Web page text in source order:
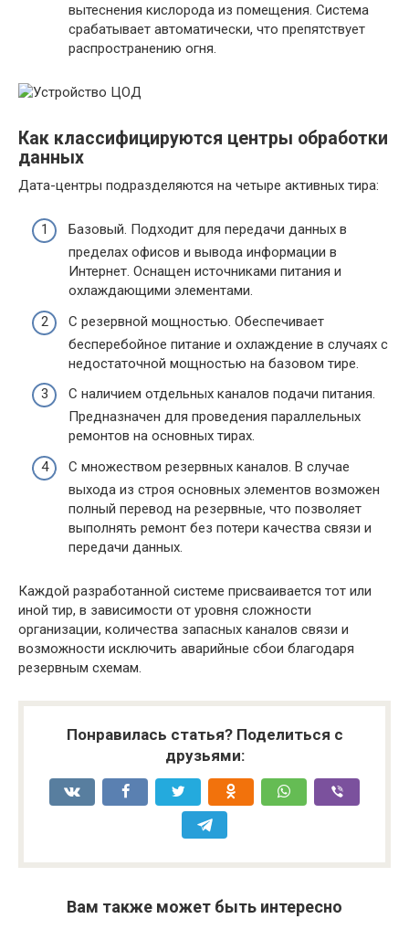
вытеснения кислорода из помещения. Система
срабатывает автоматически, что препятствует
распространению огня.
Как классифицируются центры обработки
данных
Дата-центры подразделяются на четыре активных тира:
Базовый. Подходит для передачи данных в
пределах офисов и вывода информации в
Интернет. Оснащен источниками питания и
охлаждающими элементами.
С резервной мощностью. Обеспечивает
бесперебойное питание и охлаждение в случаях с
недостаточной мощностью на базовом тире.
С наличием отдельных каналов подачи питания.
Предназначен для проведения параллельных
ремонтов на основных тирах.
С множеством резервных каналов. В случае
выхода из строя основных элементов возможен
полный перевод на резервные, что позволяет
выполнять ремонт без потери качества связи и
передачи данных.
Каждой разработанной системе присваивается тот или
иной тир, в зависимости от уровня сложности
организации, количества запасных каналов связи и
возможности исключить аварийные сбои благодаря
резервным схемам.
Понравилась статья? Поделиться с
друзьями:
Вам также может быть интересно